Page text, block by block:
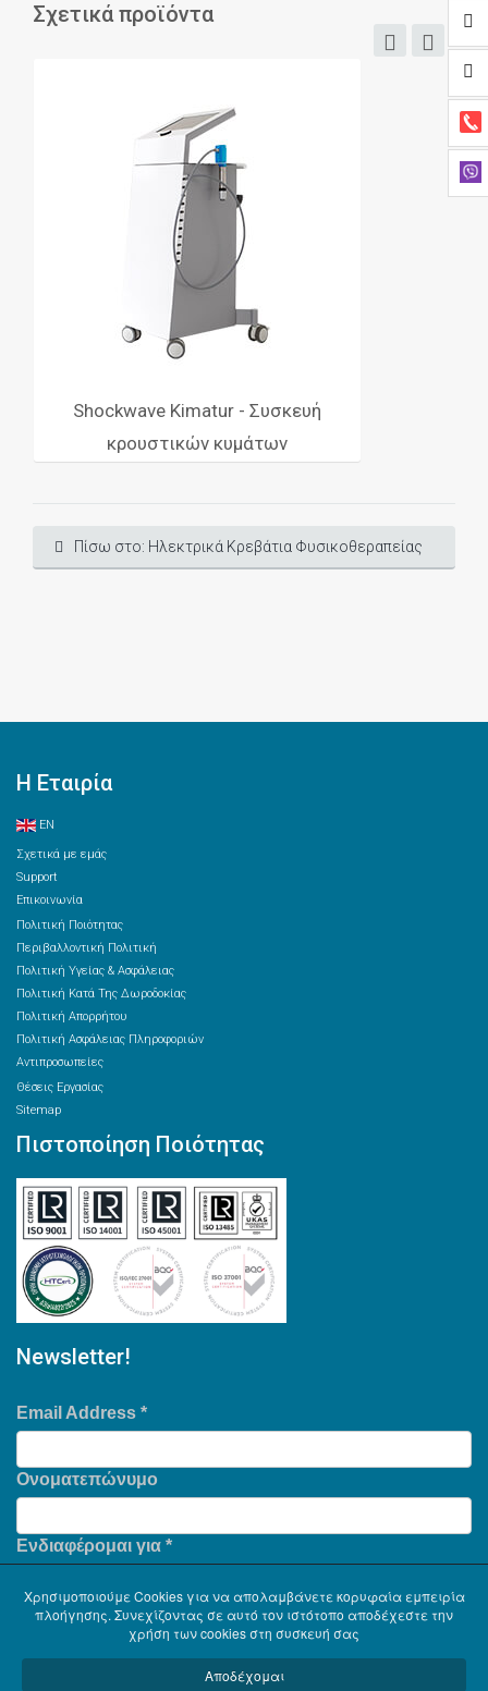
Σχετικά προϊόντα
Shockwave Kimatur - Συσκευή
κρουστικών κυμάτων
Πίσω στο: Ηλεκτρικά Κρεβάτια Φυσικοθεραπείας
Η Εταιρία
EN
Σχετικά με εμάς
Support
Επικοινωνία
Πολιτική Ποιότητας
Περιβαλλοντική Πολιτική
Πολιτική Υγείας & Ασφάλειας
Πολιτική Κατά Της Δωροδοκίας
Πολιτική Απορρήτου
Πολιτική Ασφάλειας Πληροφοριών
Αντιπροσωπείες
Θέσεις Εργασίας
Sitemap
Πιστοποίηση Ποιότητας
Newsletter!
Email Address *
Ονοματεπώνυμο
Ενδιαφέρομαι για *
Χρησιμοποιούμε Cookies για να απολαμβάνετε κορυφαία εμπειρία
πλοήγησης. Συνεχίζοντας σε αυτό τον ιστότοπο αποδέχεστε την
χρήση των cookies στη συσκευή σας
Αποδέχομαι